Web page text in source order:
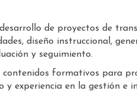
de proyectos de
diseño instruccional,
y seguimiento.
contenidos formativos para
y experiencia en la gestión